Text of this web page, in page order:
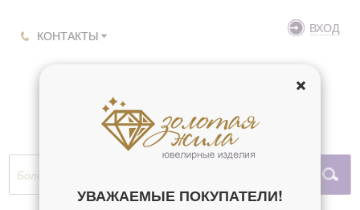
КОНТАКТЫ ВХОД
УВАЖАЕМЫЕ ПОКУПАТЕЛИ!